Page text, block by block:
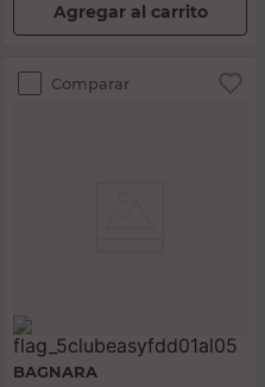
Agregar al carrito
Comparar
BAGNARA